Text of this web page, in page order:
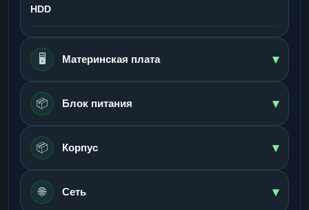
HDD
🖥️ Материнская плата ▾
📦 Блок питания ▾
📦 Корпус ▾
🌐 Сеть ▾